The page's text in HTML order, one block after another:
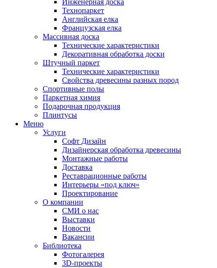
Инженерная доска
Технопаркет
Английская елка
Французская елка
Массивная доска
Технические характеристики
Декоративная обработка доски
Штучный паркет
Технические характеристики
Свойства древесины разных пород
Спортивные полы
Паркетная химия
Подарочная продукция
Плинтусы
Меню
Услуги
Софт Дизайн
Дизайнерская обработка древесины
Монтажные работы
Доставка
Реставрационные работы
Интерьеры «под ключ»
Проектирование
О компании
СМИ о нас
Выставки
Новости
Вакансии
Библиотека
Фотогалерея
3D-проекты